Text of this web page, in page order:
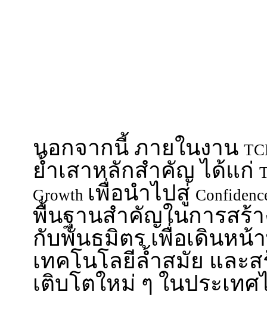
นอกจากนี้ ภายในงาน
ย้ำเสาหลักสำคัญ ได้แก่
Growth เพื่อนำไปสู่
พื้นฐานสำคัญในการสร้
กับพันธมิตร เพื่อเดินหน้
เทคโนโลยีล้ำสมัย และ
เติบโตใหม่ ๆ ในประเทศ